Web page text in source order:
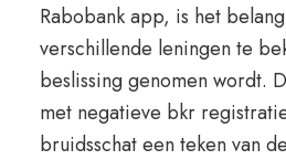
Rabobank app, is het
verschillende leningen te
beslissing genomen wordt.
met negatieve bkr
bruidsschat een teken van